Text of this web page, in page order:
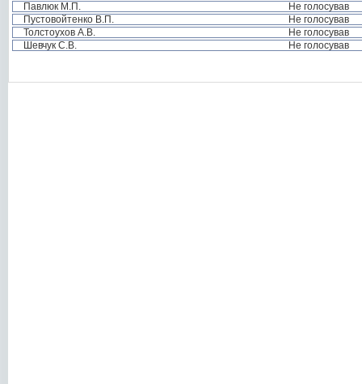
Павлюк М.П.
Не голосував
Пустовойтенко В.П.
Не голосував
Толстоухов А.В.
Не голосував
Шевчук С.В.
Не голосував